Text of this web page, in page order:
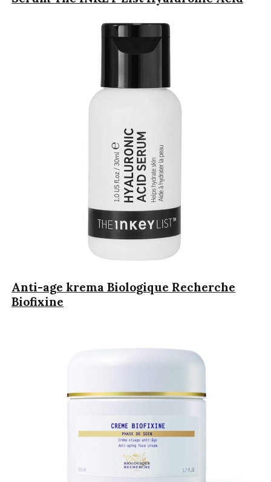
Anti-age krema Biologique Recherche
Biofixine